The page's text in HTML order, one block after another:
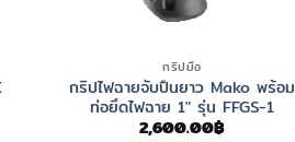
กริปมือ
กริปไฟฉายจับปืนยาว Mako พร้อม
ท่อยึดไฟฉาย 1″ รุ่น FFGS-1
2,600.00฿